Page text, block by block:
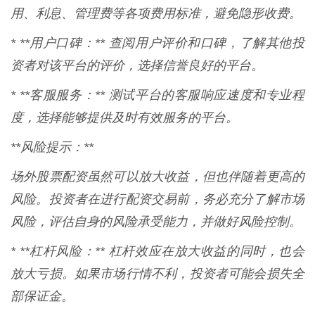
用、利息、管理费等各项费用标准，避免隐形收费。
* **用户口碑：** 查阅用户评价和口碑，了解其他投
资者对该平台的评价，选择信誉良好的平台。
* **客服服务：** 测试平台的客服响应速度和专业程
度，选择能够提供及时有效服务的平台。
**风险提示：**
场外股票配资虽然可以放大收益，但也伴随着更高的
风险。投资者在进行配资交易前，务必充分了解市场
风险，评估自身的风险承受能力，并做好风险控制。
* **杠杆风险：** 杠杆效应在放大收益的同时，也会
放大亏损。如果市场行情不利，投资者可能会损失全
部保证金。